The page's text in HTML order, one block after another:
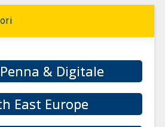
& Digitale
East Europe